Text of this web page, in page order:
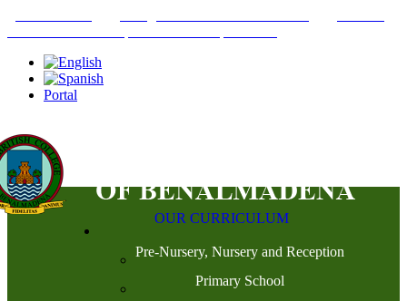
Portal
OUR CURRICULUM
Pre-Nursery, Nursery and Reception
Primary School